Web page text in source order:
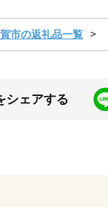
市の返礼品一覧
シェアする